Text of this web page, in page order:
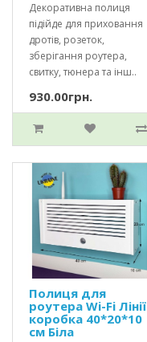
Декоративна полиця
підійде для приховання
дротів, розеток,
зберігання роутера,
свитку, тюнера та інш..
930.00грн.
Полиця для
роутера Wi-Fi Лінії
коробка 40*20*10
см Біла